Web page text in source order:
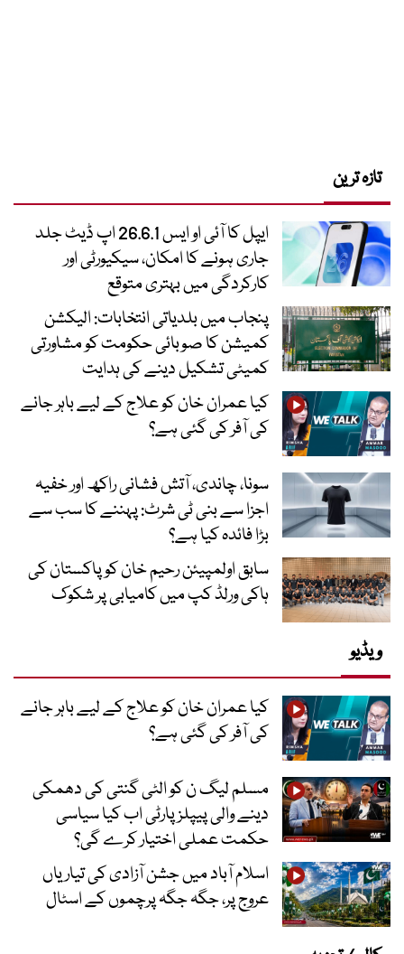
تازہ ترین
ایپل کا آئی او ایس 26.6.1 اپ ڈیٹ جلد
جاری ہونے کا امکان، سیکیورٹی اور
کارکردگی میں بہتری متوقع
پنجاب میں بلدیاتی انتخابات: الیکشن
کمیشن کا صوبائی حکومت کو مشاورتی
کمیٹی تشکیل دینے کی ہدایت
کیا عمران خان کو علاج کے لیے باہر جانے
کی آفر کی گئی ہے؟
سونا، چاندی، آتش فشانی راکھ اور خفیہ
اجزا سے بنی ٹی شرٹ: پہننے کا سب سے
بڑا فائدہ کیا ہے؟
سابق اولمپیئن رحیم خان کو پاکستان کی
ہاکی ورلڈ کپ میں کامیابی پر شکوک
ویڈیو
کیا عمران خان کو علاج کے لیے باہر جانے
کی آفر کی گئی ہے؟
مسلم لیگ ن کو الٹی گنتی کی دھمکی
دینے والی پیپلز پارٹی اب کیا سیاسی
حکمت عملی اختیار کرے گی؟
اسلام آباد میں جشن آزادی کی تیاریاں
عروج پر، جگہ جگہ پرچموں کے اسٹال